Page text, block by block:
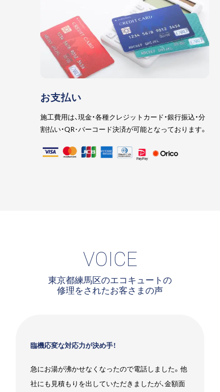
お支払い
施工費用は、現金・各種クレジットカード・銀行振込・分
割払い・QR･バーコード決済が可能となっております。
VOICE
東京都練馬区のエコキュートの
修理をされたお客さまの声
臨機応変な対応力が決め手！
急にお湯が沸かせなくなったので電話しました。他
社にも見積もりを出していただきましたが、金額面